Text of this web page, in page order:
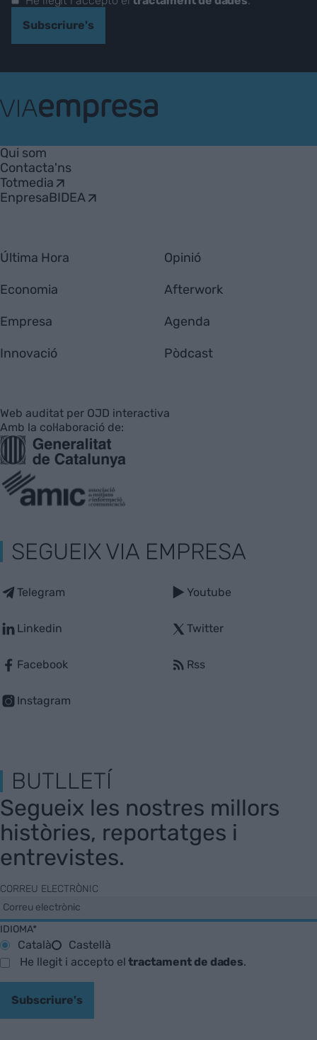
Subscriure's
Empresa
Qui som
Contacta'ns
Totmedia
EnpresaBIDEA
Última Hora
Economia
Empresa
Innovació
Opinió
Afterwork
Agenda
Pòdcast
Web auditat per OJD interactiva
Amb la col·laboració de:
SEGUEIX VIA EMPRESA
Telegram
Linkedin
Facebook
Instagram
Youtube
Twitter
Rss
BUTLLETÍ
Segueix les nostres millors
històries, reportatges i
entrevistes.
CORREU ELECTRÒNIC
IDIOMA*
Català
Castellà
He llegit i accepto eltractament de dades.
Subscriure's